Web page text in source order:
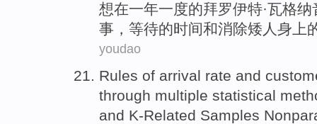
想在一年一度的拜罗伊特·瓦格纳
事 ， 等待的时间和消除矮人 身上
youdao
Rules of arrival rate and
through multiple statistical
and K-Related Samples